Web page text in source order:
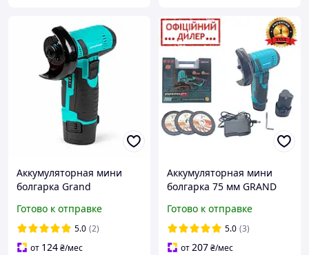
Аккумуляторная мини
болгарка Grand
мм, 12000 об/мин, кейс
Готово к отправке
5.0 (2)
от 124₴/мес
Аккумуляторная мини
болгарка 75 мм GRAND
ЗУ, Кейс) Компактный
резак
Готово к отправке
5.0 (3)
от207₴/мес